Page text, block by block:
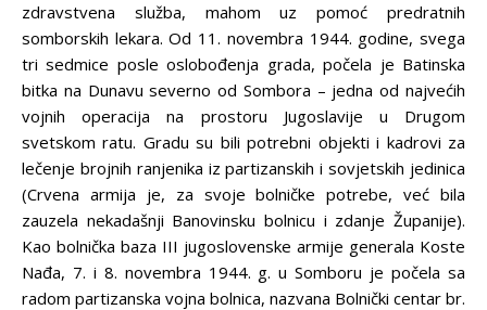
zdravstvena služba, mahom uz pomoć predratnih
somborskih lekara. Od 11. novembra 1944. godine, svega
tri sedmice posle oslobođenja grada, počela je Batinska
bitka na Dunavu severno od Sombora – jedna od najvećih
vojnih operacija na prostoru Jugoslavije u Drugom
svetskom ratu. Gradu su bili potrebni objekti i kadrovi za
lečenje brojnih ranjenika iz partizanskih i sovjetskih jedinica
(Crvena armija je, za svoje bolničke potrebe, već bila
zauzela nekadašnji Banovinsku bolnicu i zdanje Županije).
Kao bolnička baza III jugoslovenske armije generala Koste
Nađa, 7. i 8. novembra 1944. g. u Somboru je počela sa
radom partizanska vojna bolnica, nazvana Bolnički centar br.